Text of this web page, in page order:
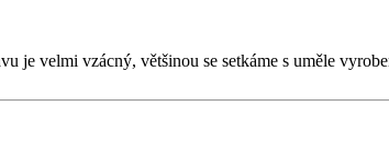
je velmi vzácný, většinou se setkáme s uměle